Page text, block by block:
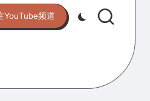
YouTube频道